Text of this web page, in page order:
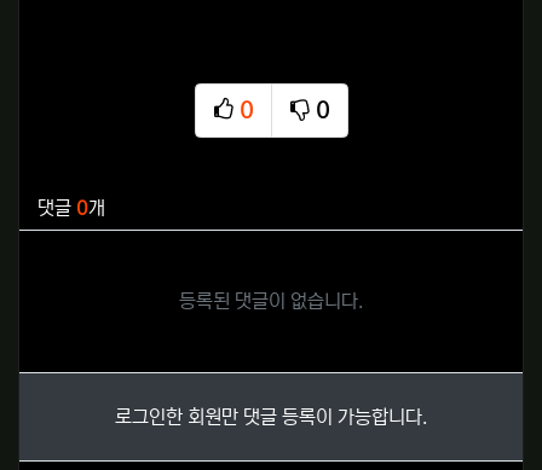
0
추천
0
비추천
댓글 0개
등록된 댓글이 없습니다.
로그인한 회원만 댓글 등록이 가능합니다.